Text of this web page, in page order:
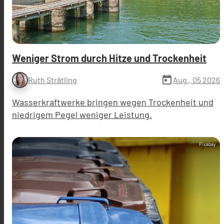
Weniger Strom durch Hitze und Trockenheit
Ruth Strätling today Aug., 05 2026
Wasserkraftwerke bringen wegen Trockenheit und
niedrigem Pegel weniger Leistung.
Pixabay